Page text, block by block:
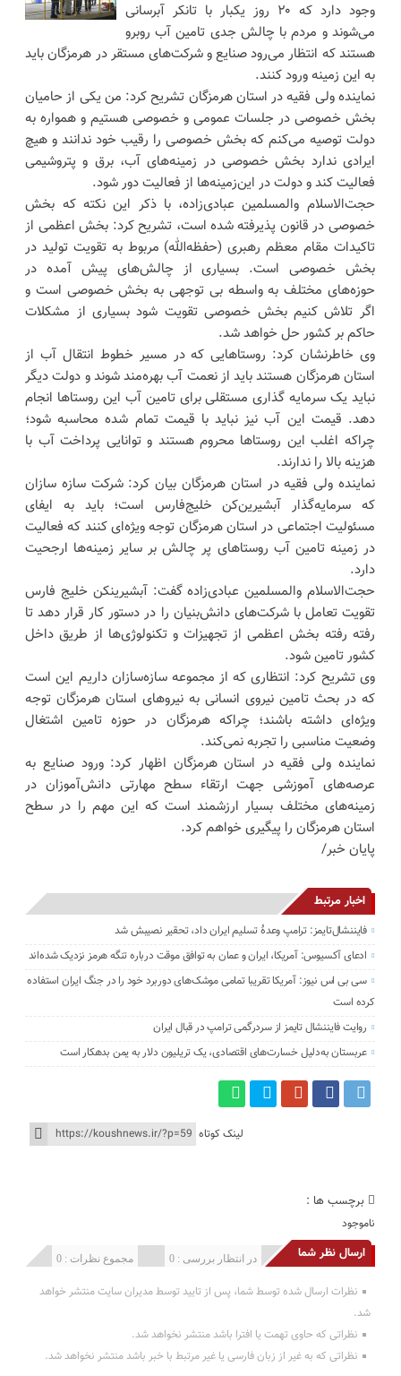
وجود دارد که ۲۰ روز یکبار با تانکر آبرسانی
می‌شوند و مردم با چالش جدی تامین آب روبرو
هستند که انتظار می‌رود صنایع و شرکت‌های مستقر در هرمزگان باید
به این زمینه ورود کنند.
نماینده ولی فقیه در استان هرمزگان تشریح کرد: من یکی از حامیان
بخش خصوصی در جلسات عمومی و خصوصی هستیم و همواره به
دولت توصیه می‌کنم که بخش خصوصی را رقیب خود ندانند و هیچ
ایرادی ندارد بخش خصوصی در زمینه‌های آب، برق و پتروشیمی
فعالیت کند و دولت در این‌زمینه‌ها از فعالیت دور شود.
حجت‌الاسلام والمسلمین عبادی‌زاده، با ذکر این نکته که بخش
خصوصی در قانون پذیرفته شده است، تشریح کرد: بخش اعظمی از
تاکیدات مقام معظم رهبری (حفظه‌الله) مربوط به تقویت تولید در
بخش خصوصی است. بسیاری از چالش‌های پیش آمده در
حوزه‌های مختلف به واسطه بی توجهی به بخش خصوصی است و
اگر تلاش کنیم بخش خصوصی تقویت شود بسیاری از مشکلات
حاکم بر کشور حل خواهد شد.
وی خاطرنشان کرد: روستاهایی که در مسیر خطوط انتقال آب از
استان هرمزگان هستند باید از نعمت آب بهره‌مند شوند و دولت دیگر
نباید یک سرمایه گذاری مستقلی برای تامین آب این روستاها انجام
دهد. قیمت این آب نیز نباید با قیمت تمام شده محاسبه شود؛
چراکه اغلب این روستاها محروم هستند و توانایی پرداخت آب با
هزینه بالا را ندارند.
نماینده ولی فقیه در استان هرمزگان بیان کرد: شرکت سازه سازان
که سرمایه‌گذار آبشیرین‌کن خلیج‌فارس است؛ باید به ایفای
مسئولیت اجتماعی در استان هرمزگان توجه ویژه‌ای کنند که فعالیت
در زمینه تامین آب روستاهای پر چالش بر سایر زمینه‌ها ارجحیت
دارد.
حجت‌الاسلام والمسلمین عبادی‌زاده گفت: آبشیرینکن خلیج فارس
تقویت تعامل با شرکت‌های دانش‌بنیان را در دستور کار قرار دهد تا
رفته رفته بخش اعظمی از تجهیزات و تکنولوژی‌ها از طریق داخل
کشور تامین شود.
وی تشریح کرد: انتظاری که از مجموعه سازه‌سازان داریم این است
که در بحث تامین نیروی انسانی به نیروهای استان هرمزگان توجه
ویژه‌ای داشته باشند؛ چراکه هرمزگان در حوزه تامین اشتغال
وضعیت مناسبی را تجربه نمی‌کند.
نماینده ولی فقیه در استان هرمزگان اظهار کرد: ورود صنایع به
عرصه‌های آموزشی جهت ارتقاء سطح مهارتی دانش‌آموزان در
زمینه‌های مختلف بسیار ارزشمند است که این مهم را در سطح
استان هرمزگان را پیگیری خواهم کرد.
پایان خبر/
اخبار مرتبط
فایننشال‌تایمز: ترامپ وعدۀ تسلیم ایران داد، تحقیر نصیبش شد
ادعای آکسیوس: آمریکا، ایران و عمان به توافق موقت درباره تنگه هرمز نزدیک شده‌اند
سی بی اس نیوز: آمریکا تقریبا تمامی موشک‌های دوربرد خود را در جنگ ایران استفاده
کرده است
روایت فایننشال تایمز از سردرگمی ترامپ در قبال ایران
عربستان به‌دلیل خسارت‌های اقتصادی، یک تریلیون دلار به یمن بدهکار است
لینک کوتاه
برچسب ها :
ناموجود
ارسال نظر شما مجموع نظرات : 0 در انتظار بررسی : 0 انتشار یافته : 0
نظرات ارسال شده توسط شما، پس از تایید توسط مدیران سایت منتشر خواهد
شد.
نظراتی که حاوی تهمت یا افترا باشد منتشر نخواهد شد.
نظراتی که به غیر از زبان فارسی یا غیر مرتبط با خبر باشد منتشر نخواهد شد.